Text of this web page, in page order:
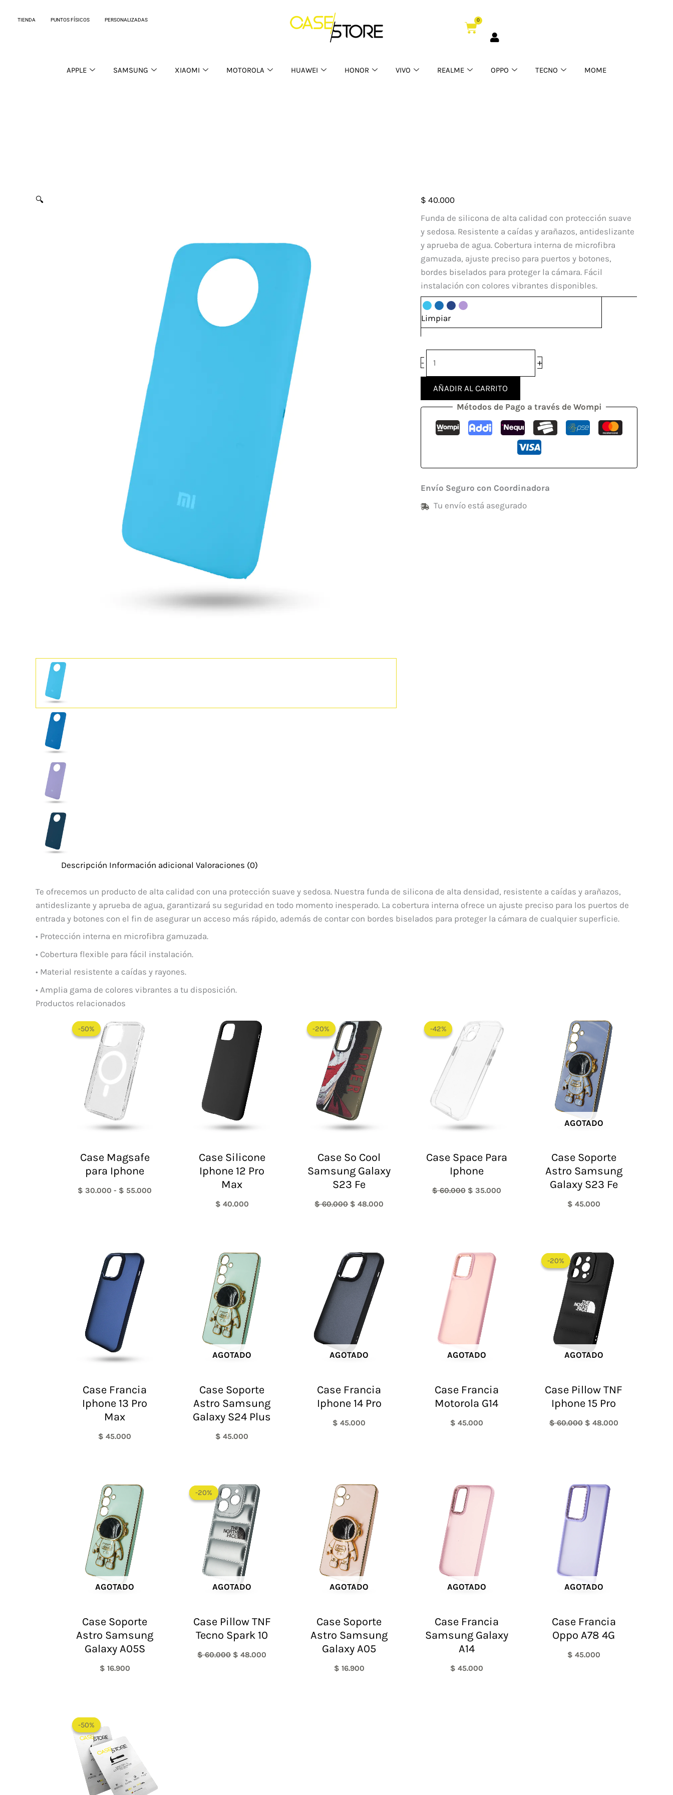
TIENDA PUNTOS FÍSICOS PERSONALIZADAS 0
Cart
APPLE SAMSUNG XIAOMI MOTOROLA HUAWEI HONOR VIVO REALME OPPO TECNO MOME
🔍 $ 40.000
Funda de silicona de alta calidad con protección suave
y sedosa. Resistente a caídas y arañazos, antideslizante
y aprueba de agua. Cobertura interna de microfibra
gamuzada, ajuste preciso para puertos y botones,
bordes biselados para proteger la cámara. Fácil
instalación con colores vibrantes disponibles.
Limpiar
-
Case
Silicone
Xiaomi
Redmi
5G
cantidad
+
AÑADIR AL CARRITO
Métodos de Pago a través de Wompi
Envío Seguro con Coordinadora
Tu envío está asegurado
Descripción Información adicional Valoraciones (0)
Te ofrecemos un producto de alta calidad con una protección suave y sedosa. Nuestra funda de silicona de alta densidad, resistente a caídas y arañazos,
antideslizante y aprueba de agua, garantizará su seguridad en todo momento inesperado. La cobertura interna ofrece un ajuste preciso para los puertos de
entrada y botones con el fin de asegurar un acceso más rápido, además de contar con bordes biselados para proteger la cámara de cualquier superficie.
• Protección interna en microfibra gamuzada.
• Cobertura flexible para fácil instalación.
• Material resistente a caídas y rayones.
• Amplia gama de colores vibrantes a tu disposición.
Productos relacionados
-50%
-50%
Case Magsafe
para Iphone
$ 30.000 - $ 55.000
Case Silicone
Iphone 12 Pro
Max
$ 40.000
-20%
-20%
Case So Cool
Samsung Galaxy
S23 Fe
$60.000
precio
original
era:
$ 60.000.
$ 48.000
-42%
-42%
Case Space Para
Iphone
$60.000
precio
original
era:
$ 60.000.
$ 35.000
actual
AGOTADO
Case Soporte
Astro Samsung
Galaxy S23 Fe
$ 45.000
Case Francia
Iphone 13 Pro
Max
$ 45.000
AGOTADO
Case Soporte
Astro Samsung
Galaxy S24 Plus
$ 45.000
AGOTADO
Case Francia
Iphone 14 Pro
$ 45.000
AGOTADO
Case Francia
Motorola G14
$ 45.000
-20%
AGOTADO
-20%
Case Pillow TNF
Iphone 15 Pro
$60.000
precio
original
era:
$ 60.000.
$ 48.000
AGOTADO
Case Soporte
Astro Samsung
Galaxy A05S
$ 16.900
-20%
AGOTADO
-20%
Case Pillow TNF
Tecno Spark 10
$60.000
precio
original
era:
$ 60.000.
$ 48.000
AGOTADO
Case Soporte
Astro Samsung
Galaxy A05
$ 16.900
AGOTADO
Case Francia
Samsung Galaxy
A14
$ 45.000
AGOTADO
Case Francia
Oppo A78 4G
$ 45.000
-50%
-50%
era:
$ 60.000.